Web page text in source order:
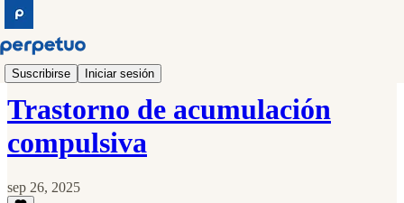
Suscribirse Iniciar sesión
El creativo
Trastorno de acumulación
compulsiva
sep 26, 2025